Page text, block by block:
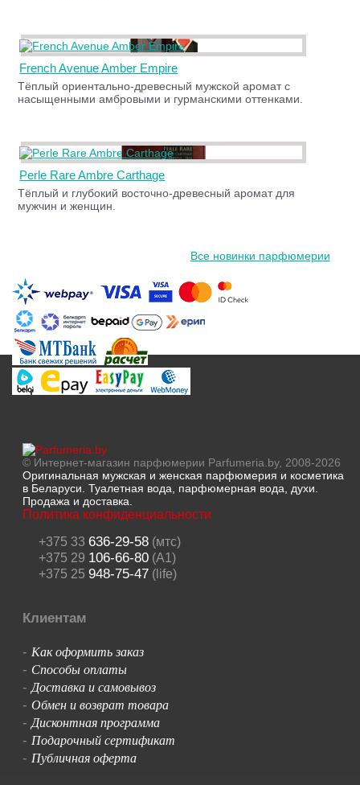
French Avenue Amber Empire
Тёплый ориентально-древесный мужской аромат с
насыщенными амбровыми и гурманскими оттенками.
Perle Rare Ambre Carthage
Тёплый и глубокий восточно-древесный аромат для
мужчин и женщин.
Все новинки парфюмерии
© Интернет-магазин парфюмерии Parfumeria.by, 2008-2026
Оригинальная мужская и женская парфюмерия и косметика
в Беларуси. Туалетная вода, парфюмерная вода, духи.
Продажа и доставка.
Политика конфиденциальности
+375 33 636-29-58(мтс)
+375 29 106-66-80(A1)
+375 25 948-75-47(life)
Клиентам
- Как оформить заказ
- Способы оплаты
-Доставка и самовывоз
- Обмен и возврат товара
-Дисконтная программа
- Подарочный сертификат
- Публичная оферта